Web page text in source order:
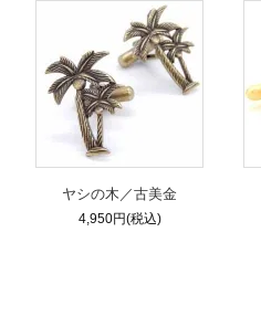
ヤシの木／古美金
4,950円(税込)